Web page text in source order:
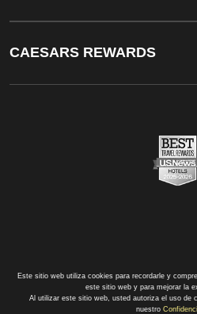
CAESARS REWARDS
Este sitio web utiliza cookies para recordarle y
este sitio web y para mejorar la
Al utilizar este sitio web, usted autoriza el uso de
nuestro